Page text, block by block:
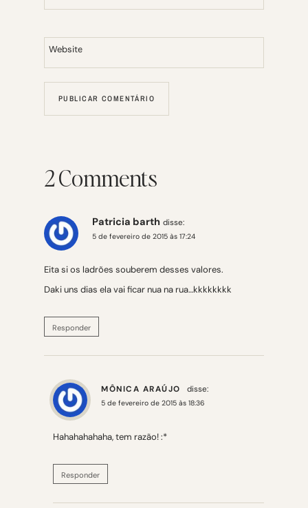
Website
2 Comments
Patricia barth disse:
5 de fevereiro de 2015 às 17:24
Eita si os ladrões souberem desses valores.
Daki uns dias ela vai ficar nua na rua…kkkkkkkk
Responder
MÔNICA ARAÚJO disse:
5 de fevereiro de 2015 às 18:36
Hahahahahaha, tem razão! :*
Responder